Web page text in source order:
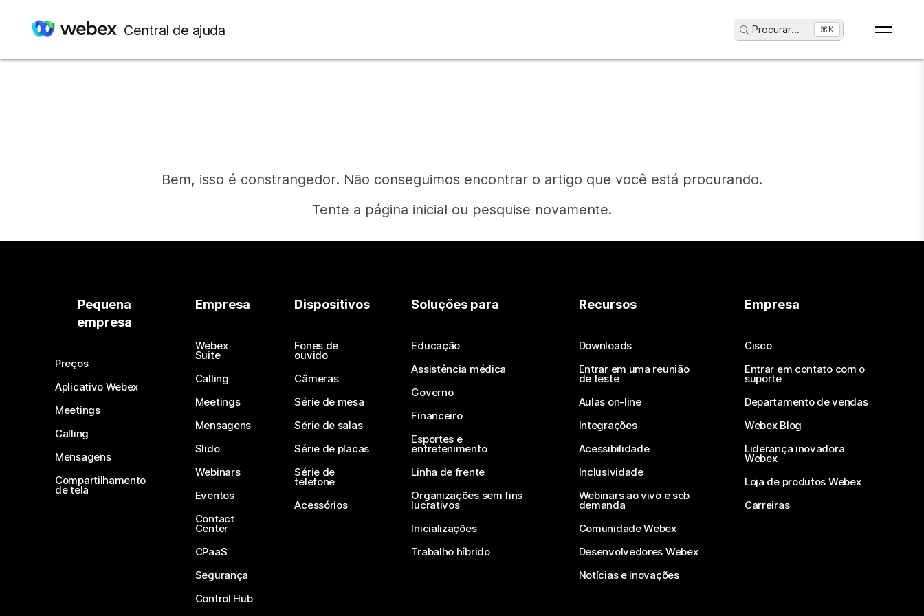
Central de ajuda Procurar... ⌘K
Bem, isso é constrangedor. Não conseguimos encontrar o artigo que você está procurando.
Tente a página inicial ou pesquise novamente.
Precisa de uma resposta?
Enviar uma pergunta
Pequena
empresa
Preços
Aplicativo Webex
Meetings
Calling
Mensagens
Compartilhamento
de tela
Empresa
Webex
Suite
Calling
Meetings
Mensagens
Slido
Webinars
Eventos
Contact
Center
CPaaS
Segurança
Control Hub
Dispositivos
Fones de
ouvido
Câmeras
Série de mesa
Série de salas
Série de placas
Série de
telefone
Acessórios
Soluções para
Educação
Assistência médica
Governo
Financeiro
Esportes e
entretenimento
Linha de frente
Organizações sem fins
lucrativos
Inicializações
Trabalho híbrido
Recursos
Downloads
Entrar em uma reunião
de teste
Aulas on-line
Integrações
Acessibilidade
Inclusividade
Webinars ao vivo e sob
demanda
Comunidade Webex
Desenvolvedores Webex
Notícias e inovações
Empresa
Cisco
Entrar em contato com o
suporte
Departamento de vendas
Webex Blog
Liderança inovadora
Webex
Loja de produtos Webex
Carreiras